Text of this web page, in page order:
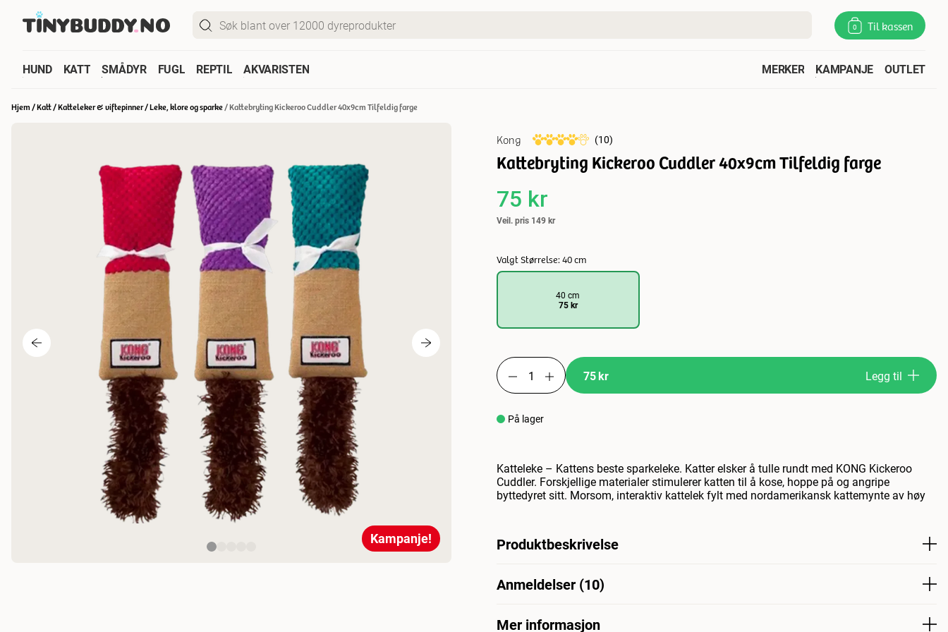
0 Til kassen
HUND KATT SMÅDYR FUGL REPTIL AKVARISTEN MERKER KAMPANJE OUTLET
Hjem /Katt/Katteleker & viftepinner/Leke, klore og sparke/Kattebryting Kickeroo Cuddler 40x9cm Tilfeldig farge
Kampanje!
Kong
Kattebryting Kickeroo Cuddler 40x9cm Tilfeldig farge
(10)
75 kr
Veil. pris 149 kr
Valgt Størrelse: 40 cm
40 cm
75 kr
75 kr Legg til
På lager
Katteleke – Kattens beste sparkeleke. Katter elsker å tulle rundt med KONG Kickeroo
Cuddler. Forskjellige materialer stimulerer katten til å kose, hoppe på og angripe
byttedyret sitt. Morsom, interaktiv kattelek fylt med nordamerikansk kattemynte av høy
Produktbeskrivelse
Cuddler. Ulike materialer stimulerer katten til å kose, slå og angripe byttet sitt. Morsom,
elsker. Kong Kickeroo Cuddler katteleketøy
Anmeldelser (10)
Hva synes andre kunder
Mer informasjon